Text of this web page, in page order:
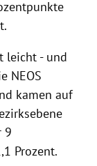
leicht - und
NEOS
kamen auf
9
Prozent.